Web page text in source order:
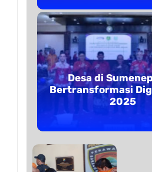
Desa di
Bertransformasi
2025